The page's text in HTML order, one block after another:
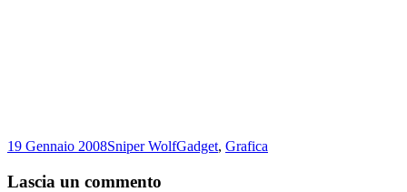
Scritto
19 Gennaio 2008Autore
Sniper WolfCategorie
Gadget, Grafica
Lascia un commento